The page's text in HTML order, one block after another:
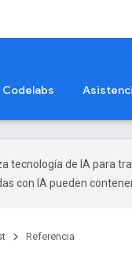
Codelabs
tecnología de IA para
con IA pueden
Referencia